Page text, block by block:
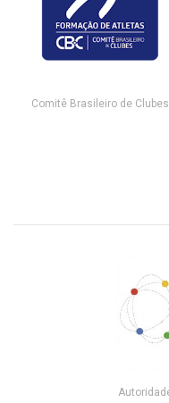
Comitê Brasileiro de Clubes